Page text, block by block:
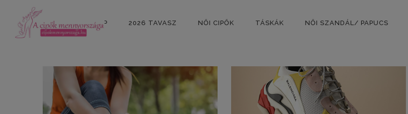
KEZDŐLAP 2026 TAVASZ NŐI CIPŐK TÁSKÁK NŐI SZANDÁL/ PAPUCS